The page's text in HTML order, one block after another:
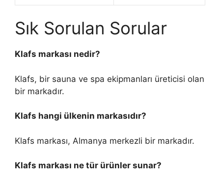
Sık Sorulan Sorular
Klafs markası nedir?
Klafs, bir sauna ve spa ekipmanları üreticisi olan
bir markadır.
Klafs hangi ülkenin markasıdır?
Klafs markası, Almanya merkezli bir markadır.
Klafs markası ne tür ürünler sunar?